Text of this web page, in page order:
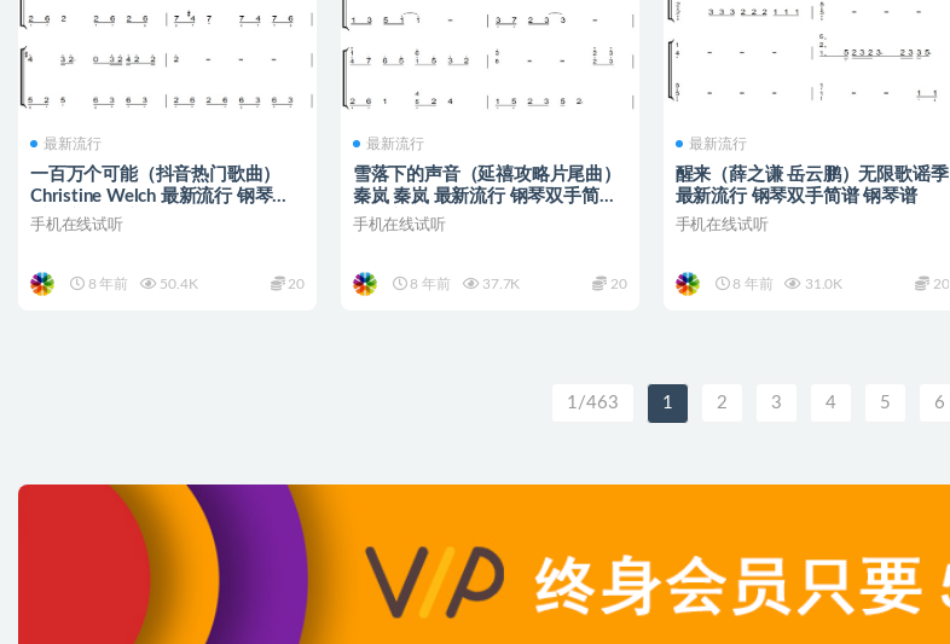
最新流行
一百万个可能（抖音热门歌曲）
Christine Welch 最新流行 钢琴双
手简谱 钢琴谱
手机在线试听
8 年前 50.4K 20
最新流行
雪落下的声音（延禧攻略片尾曲）
秦岚 秦岚 最新流行 钢琴双手简谱
钢琴谱
手机在线试听
8 年前 37.7K 20
最新流行
醒来（薛之谦 岳云鹏）无限歌谣季
最新流行 钢琴双手简谱 钢琴谱
手机在线试听
8 年前 31.0K 20
1/463 1 2 3 4 5 6